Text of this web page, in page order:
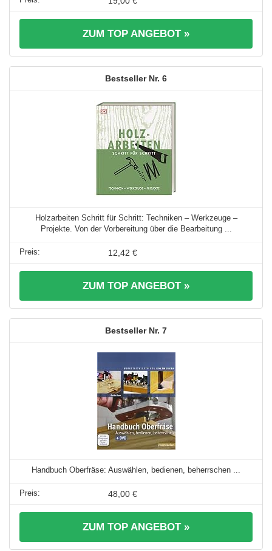
ZUM TOP ANGEBOT »
6
Holzarbeiten Schritt für Schritt: Techniken – Werkzeuge –
Projekte. Von der Vorbereitung über die Bearbeitung ...
12,42 €
ZUM TOP ANGEBOT »
7
Handbuch Oberfräse: Auswählen, bedienen, beherrschen ...
48,00 €
ZUM TOP ANGEBOT »